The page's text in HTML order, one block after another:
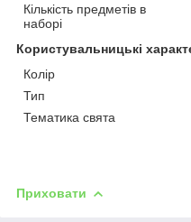
Кількість предметів в
наборі
Користувальницькі
Колір
Тип
Тематика свята
Приховати